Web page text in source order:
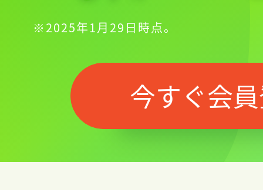
※2025年1月29日時点。
今すぐ会